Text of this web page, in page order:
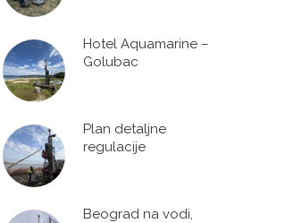
Hotel Aquamarine –
Golubac
Plan detaljne
regulacije
Beograd na vodi,